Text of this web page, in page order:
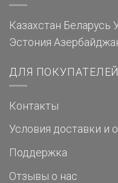
Казахстан Беларусь
Эстония
ДЛЯ ПОКУПАТЕЛЕЙ
Контакты
Условия доставки и
Поддержка
Отзывы о нас